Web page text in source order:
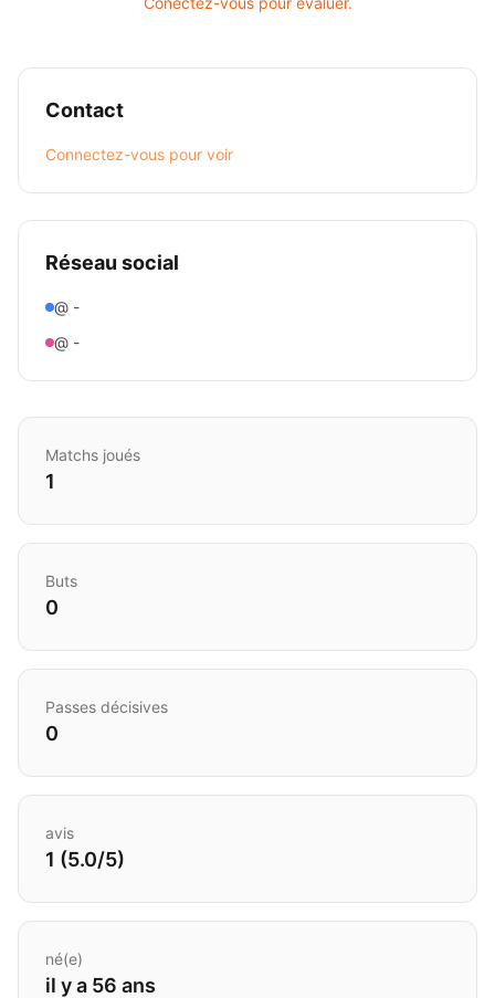
Contact
Connectez-vous pour voir
Réseau social
@ -
@ -
Matchs joués
1
Buts
0
Passes décisives
0
avis
1 (5.0/5)
né(e)
il y a 56 ans